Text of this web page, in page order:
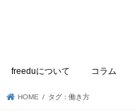
freeduについて コラム
HOME タグ : 働き方